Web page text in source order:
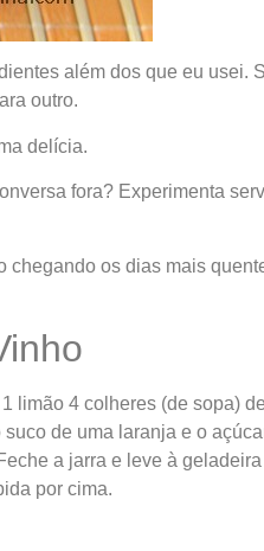
além dos que eu usei.
outro.
delícia.
fora? Experimenta
chegando os dias mais
limão 4 colheres (de sopa)
de uma laranja e o
a jarra e leve à
por cima.